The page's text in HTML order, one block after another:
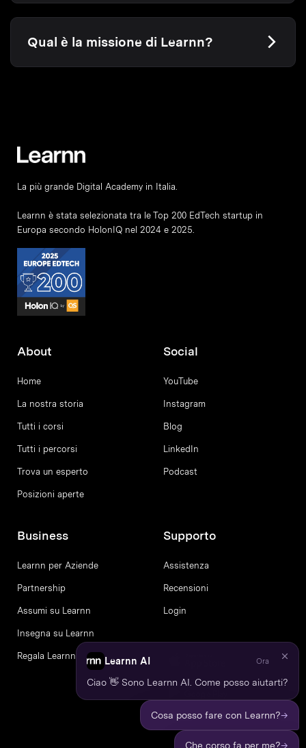
Qual è la missione di Learnn?
La più grande Digital Academy in Italia.
Learnn è stata selezionata tra le Top 200 EdTech startup in
Europa secondo HolonIQ nel 2024 e 2025.
About
Home
La nostra storia
Tutti i corsi
Tutti i percorsi
Trova un esperto
Posizioni aperte
Social
YouTube
Instagram
Blog
LinkedIn
Podcast
Business
Learnn per Aziende
Partnership
Assumi su Learnn
Insegna su Learnn
Regala Learnn
Supporto
Assistenza
Recensioni
Login
Learnn AI Ora
Ciao 👋 Sono Learnn AI. Come posso aiutarti?
Cosa posso fare con Learnn?→
Che corso fa per me?→